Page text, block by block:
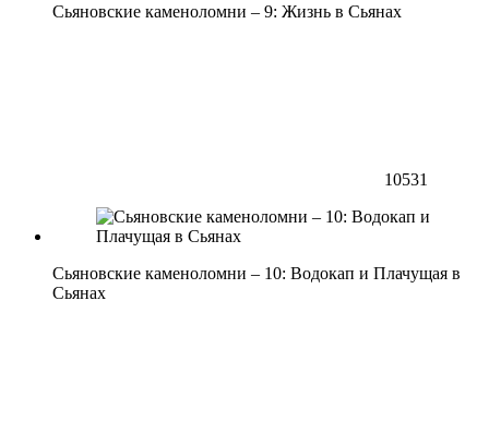
Сьяновские каменоломни – 9: Жизнь в Сьянах
10531
Сьяновские каменоломни – 10: Водокап и Плачущая в
Сьянах